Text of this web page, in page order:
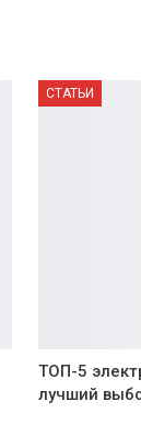
СТАТЬИ
ТОП-5
лучший